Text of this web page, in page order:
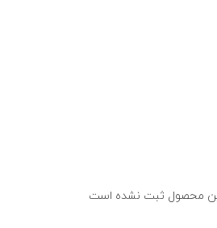
محصول ثبت نشده است